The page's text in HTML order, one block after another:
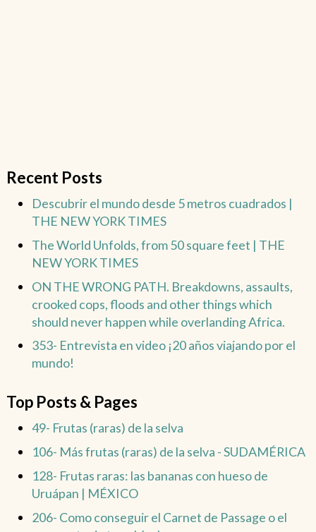
Recent Posts
Descubrir el mundo desde 5 metros cuadrados |
THE NEW YORK TIMES
The World Unfolds, from 50 square feet | THE
NEW YORK TIMES
ON THE WRONG PATH. Breakdowns, assaults,
crooked cops, floods and other things which
should never happen while overlanding Africa.
353- Entrevista en video ¡20 años viajando por el
mundo!
Top Posts & Pages
49- Frutas (raras) de la selva
106- Más frutas (raras) de la selva - SUDAMÉRICA
128- Frutas raras: las bananas con hueso de
Uruápan | MÉXICO
206- Como conseguir el Carnet de Passage o el